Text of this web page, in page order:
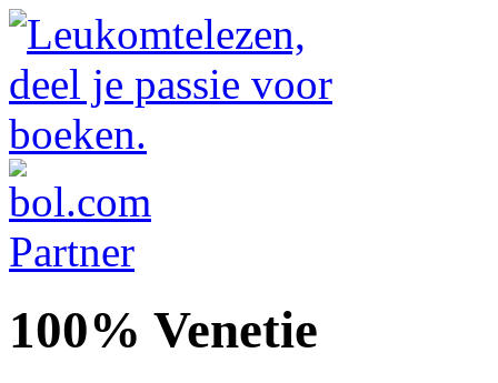
100% Venetie